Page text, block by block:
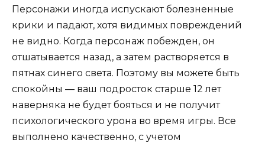
Персонажи иногда испускают болезненные
крики и падают, хотя видимых повреждений
не видно. Когда персонаж побежден, он
отшатывается назад, а затем растворяется в
пятнах синего света. Поэтому вы можете быть
спокойны — ваш подросток старше 12 лет
наверняка не будет бояться и не получит
психологического урона во время игры. Все
выполнено качественно, с учетом